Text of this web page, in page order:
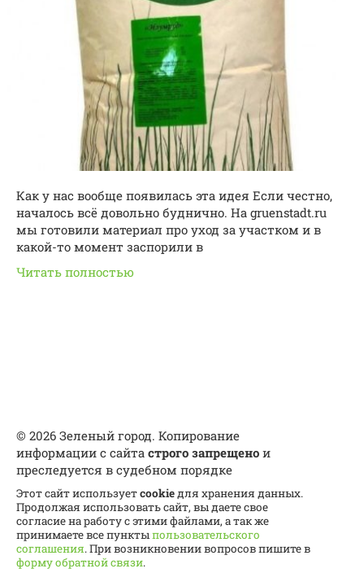
Как у нас вообще появилась эта идея Если честно,
началось всё довольно буднично. На gruenstadt.ru
мы готовили материал про уход за участком и в
какой-то момент заспорили в
Читать полностью
© 2026 Зеленый город. Копирование
информации с сайта строго запрещено и
преследуется в судебном порядке
Этот сайт используетcookieдля хранения данных.
Продолжая использовать сайт, вы даете свое
согласие на работу с этими файлами, а так же
принимаете все пунктыпользовательского
соглашения. При возникновении вопросов пишите в
форму обратной связи.